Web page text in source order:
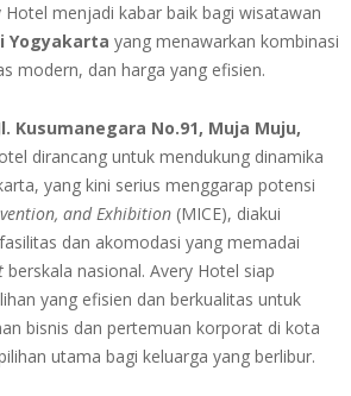
Hotel menjadi kabar baik bagi wisatawan
Yogyakarta yang menawarkan kombinasi
modern, dan harga yang efisien.
Kusumanegara No.91, Muja Muju,
dirancang untuk mendukung dinamika
yang kini serius menggarap potensi
and Exhibition (MICE), diakui
dan akomodasi yang memadai
berskala nasional. Avery Hotel siap
yang efisien dan berkualitas untuk
bisnis dan pertemuan korporat di kota
utama bagi keluarga yang berlibur.